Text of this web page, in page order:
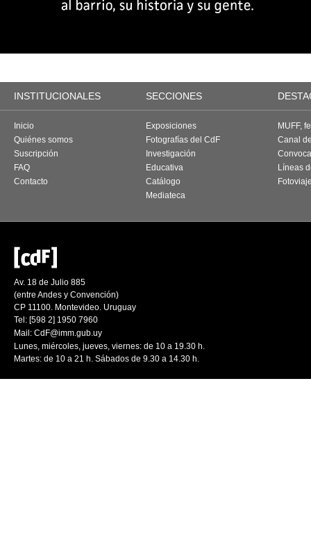
INSTITUCIONALES SECCIONES
Inicio
Quiénes somos
Suscripción
FAQ
Contacto
Exposiciones
Fotografías del CdF
Investigación
Educativa
Catálogo
Mediateca
MUFF,
Canal
Líneas
Av. 18 de Julio 885
(entre Andes y Convención)
CP 11100. Montevideo. Uruguay
Tel: [598 2] 1950 7960
Mail: CdF@imm.gub.uy
Lunes, miércoles, jueves, viernes: de 10 a 19.30 h.
Martes: de 10 a 21 h. Sábados de 9.30 a 14.30 h.